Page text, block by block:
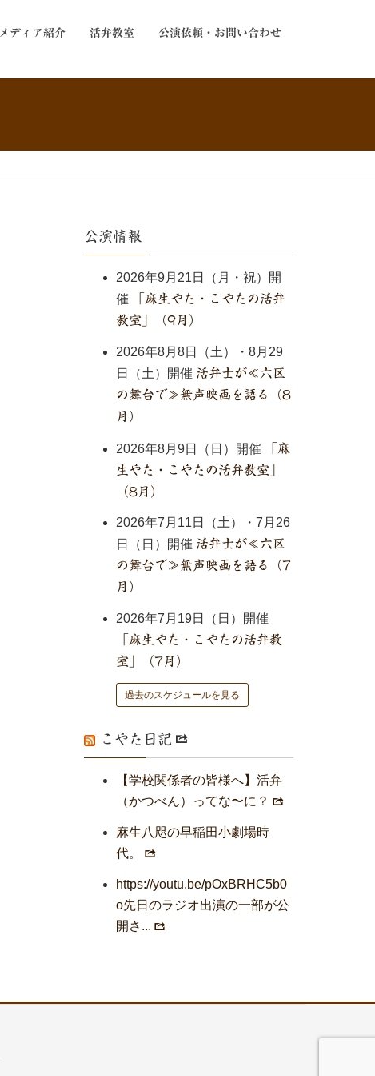
メディア紹介 活弁教室 公演依頼・お問い合わせ
公演情報
2026年9月21日（月・祝）開
催
「麻生やた・こやたの活弁
教室」（9月）
2026年8月8日（土）・8月29
日（土）開催 活弁士が≪六区
の舞台で≫無声映画を語る（8
月）
2026年8月9日（日）開催
「麻
生やた・こやたの活弁教室」
（8月）
2026年7月11日（土）・7月26
日（日）開催 活弁士が≪六区
の舞台で≫無声映画を語る（7
月）
2026年7月19日（日）開催
「麻生やた・こやたの活弁教
室」（7月）
過去のスケジュールを見る
こやた日記
【学校関係者の皆様へ】活弁
（かつべん）ってな〜に？
麻生八咫の早稲田小劇場時
代。
https://youtu.be/pOxBRHC5b0
o先日のラジオ出演の一部が公
開さ...